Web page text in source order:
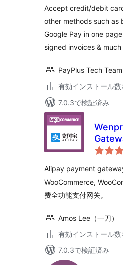
Accept credit/debit
other methods such as
Google Pay in one
signed invoices & much
PayPlus Tech Team
有効インストール
7.0.3で検証済み
Alipay payment
WooCommerce,
费全功能支付网关。
Amos Lee（一刀）
有効インストール
7.0.3で検証済み